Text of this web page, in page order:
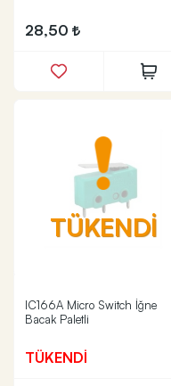
28,50
TÜKENDİ
IC166A Micro Switch İğne
Bacak Paletli
TÜKENDİ